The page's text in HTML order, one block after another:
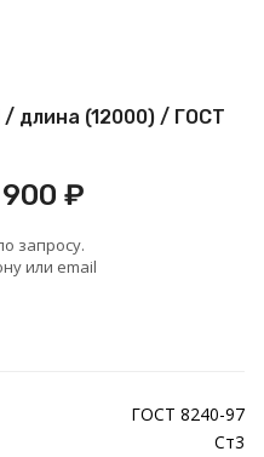
длина (12000) / ГОСТ
₽
запросу.
или email
ГОСТ 8240-97
Ст3